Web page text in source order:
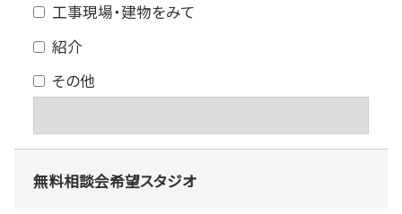
工事現場・建物をみて
紹介
その他
無料相談会希望スタジオ